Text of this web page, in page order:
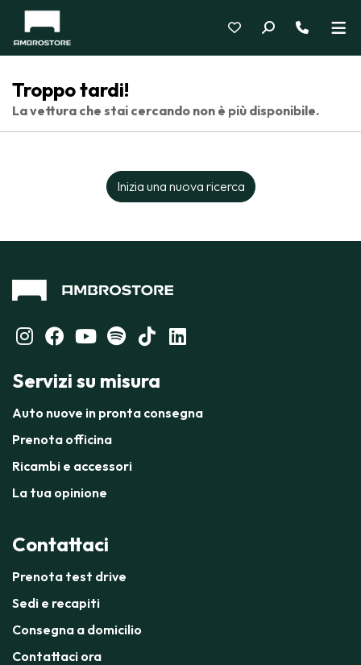
Troppo tardi!
La vettura che stai cercando non è più disponibile.
Inizia una nuova ricerca
Servizi su misura
Auto nuove in pronta consegna
Prenota officina
Ricambi e accessori
La tua opinione
Contattaci
Prenota test drive
Sedi e recapiti
Consegna a domicilio
Contattaci ora